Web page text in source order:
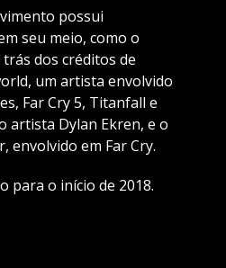
possui
seu meio, como o
dos créditos de
um artista envolvido
Far Cry 5, Titanfall e
artista Dylan Ekren, e o
envolvido em Far Cry.
para o início de 2018.